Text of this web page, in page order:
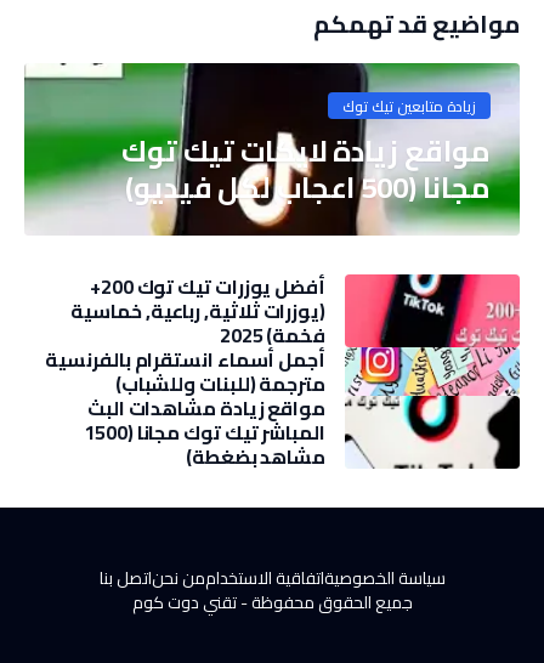
مواضيع قد تهمكم
زيادة متابعين تيك توك
مواقع زيادة لايكات تيك توك
مجانا (500 اعجاب لكل فيديو)
أفضل يوزرات تيك توك 200+
(يوزرات ثلاثية, رباعية, خماسية
فخمة) 2025
أجمل أسماء انستقرام بالفرنسية
مترجمة (للبنات وللشباب)
مواقع زيادة مشاهدات البث
المباشر تيك توك مجانا (1500
مشاهد بضغطة)
جميع الحقوق محفوظة -تقني دوت كوم
سياسة الخصوصيةاتفاقية الاستخداممن نحناتصل بنا